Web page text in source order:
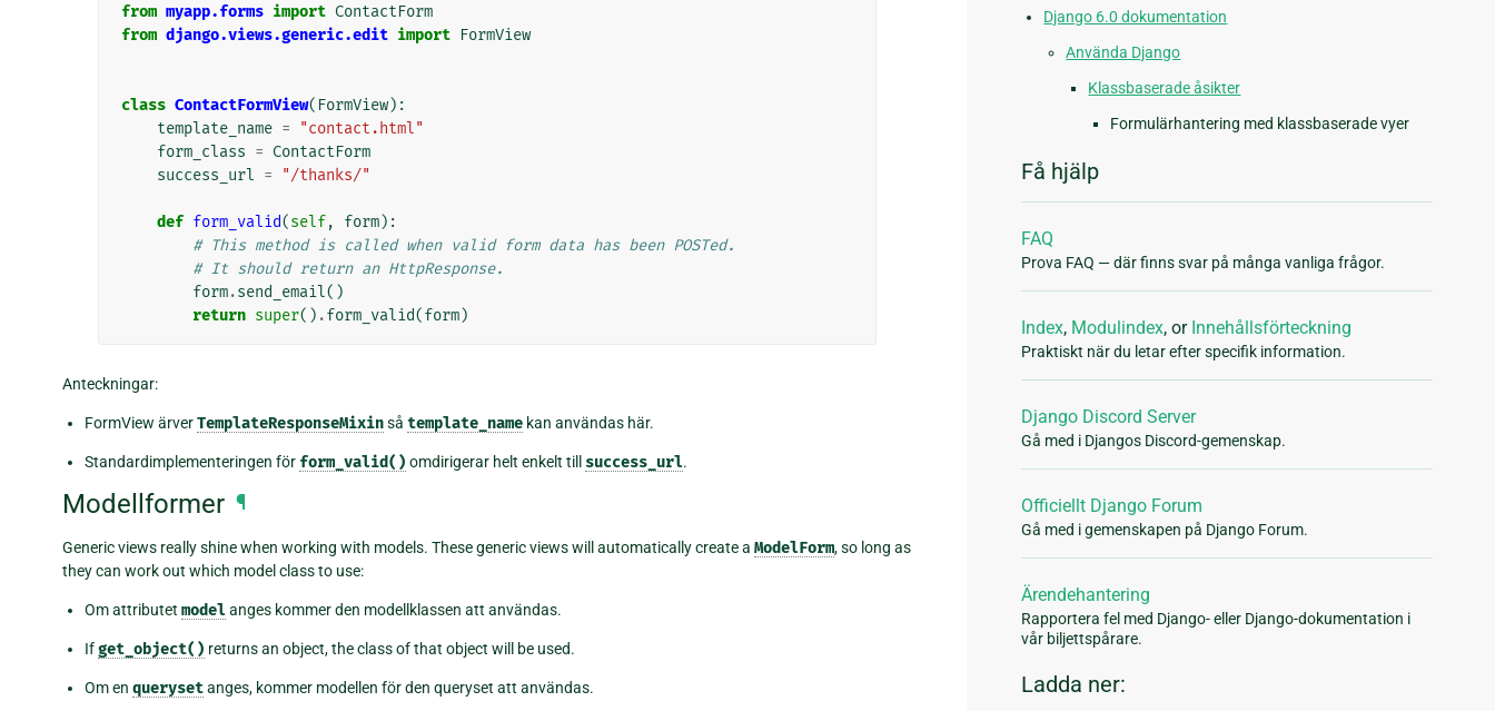
from myapp.forms import ContactForm
from django.views.generic.edit import FormView
class ContactFormView( FormView):
template_name =
"contact.html"
form_class = ContactForm
success_url = "/thanks/"
def form_valid(self, form):
# This method is called when valid form data has been POSTed.
# It should return an HttpResponse.
form.send_email()
return super() .form_valid(form)
Anteckningar:
FormView ärverTemplateResponseMixinså template_name kan användas här.
Standardimplementeringen för form_valid() omdirigerar helt enkelt till success_url.
Modellformer ¶
Generic views really shine when working with models. These generic views will automatically create a ModelForm, so long as
they can work out which model class to use:
Om attributet modelanges kommer den modellklassen att användas.
Ifget_object() returns an object, the class of that object will be used.
Om en querysetanges, kommer modellen för den queryset att användas.
Django 6.0 dokumentation
Använda Django
Klassbaserade åsikter
Formulärhantering med klassbaserade vyer
Få hjälp
FAQ
Prova FAQ — där finns svar på många vanliga frågor.
Index, Modulindex, or Innehållsförteckning
Praktiskt när du letar efter specifik information.
Django Discord Server
Gå med i Djangos Discord-gemenskap.
Officiellt Django Forum
Gå med i gemenskapen på Django Forum.
Ärendehantering
Rapportera fel med Django- eller Django-dokumentation i
vår biljettspårare.
Ladda ner: